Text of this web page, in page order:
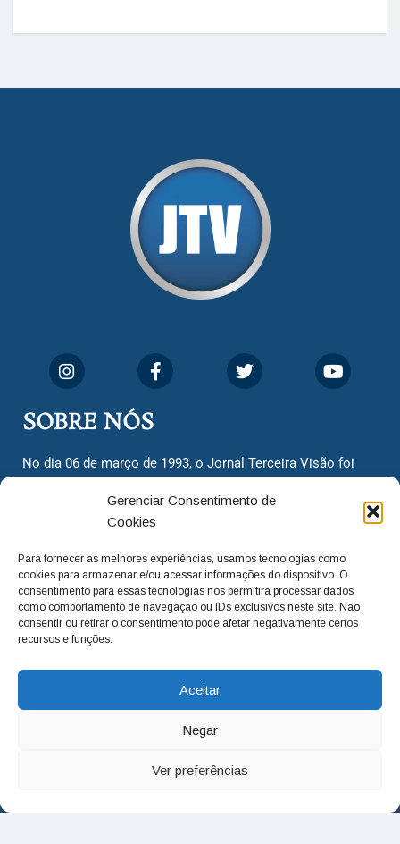
Gerenciar Consentimento de
Cookies
Para fornecer as melhores experiências, usamos tecnologias como
cookies para armazenar e/ou acessar informações do dispositivo. O
consentimento para essas tecnologias nos permitirá processar dados
como comportamento de navegação ou IDs exclusivos neste site. Não
consentir ou retirar o consentimento pode afetar negativamente certos
recursos e funções.
Aceitar
Negar
Ver preferências
SOBRE NÓS
No dia 06 de março de 1993, o Jornal Terceira Visão foi
cidadãos valinhenses, já que naquela época só existiam
dois jornais. Há mais de 30 anos, o jornal continua
com o foco de trazer as melhores notícias. Nunca
deixamos de lado as necessidades do cidadão, sempre
questionando os órgãos públicos em busca de melhorias
para a cidade e sempre cobrando resoluções para casos
adm@jtv.com.br
(19) 3929-6225